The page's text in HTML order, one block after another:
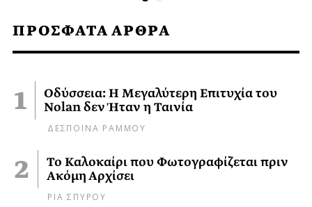
ΠΡΟΣΦΑΤΑ ΑΡΘΡΑ
Οδύσσεια: Η Μεγαλύτερη Επιτυχία του
Nolan δεν Ήταν η Ταινία
ΔΕΣΠΟΙΝΑ ΡΑΜΜΟΥ
Το Καλοκαίρι που Φωτογραφίζεται πριν
Ακόμη Αρχίσει
ΡΙΑ ΣΠΥΡΟΥ